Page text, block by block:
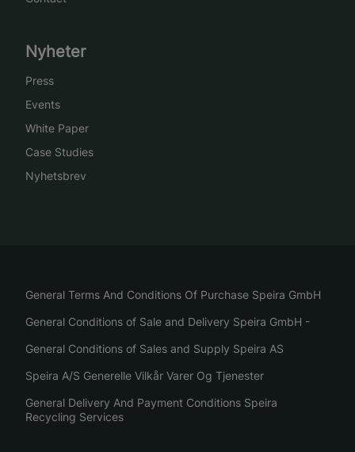
Nyheter
Press
Events
White Paper
Case Studies
Nyhetsbrev
General Terms And Conditions Of Purchase Speira GmbH
General Conditions of Sale and Delivery Speira GmbH -
General Conditions of Sales and Supply Speira AS
Speira A/S Generelle Vilkår Varer Og Tjenester
General Delivery And Payment Conditions Speira
Recycling Services